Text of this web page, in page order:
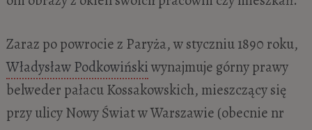
Zaraz po powrocie z Paryża, w styczniu 1890 roku,
Władysław Podkowińskiwynajmuje górny prawy
belweder pałacu Kossakowskich, mieszczący się
przy ulicy Nowy Świat w Warszawie (obecnie nr